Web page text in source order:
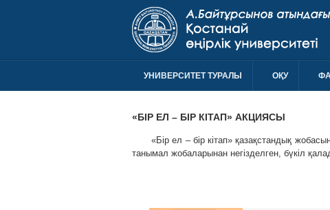
УНИВЕРСИТЕТ ТУРАЛЫ ОҚУ
«БІР ЕЛ – БІР КІТАП» АКЦИЯСЫ
«Бір ел – бір кітап» қазақстандық
танымал жобаларынан негізделген, бүкіл